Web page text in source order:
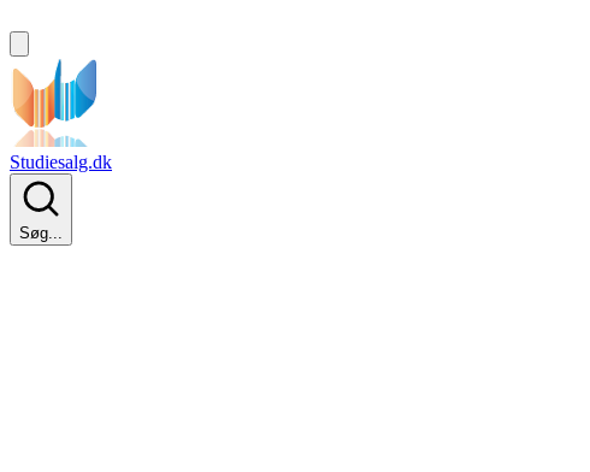
Studiesalg.dk
Søg...